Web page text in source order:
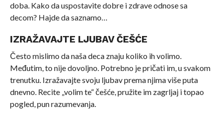
doba. Kako da uspostavite dobre i zdrave odnose sa
decom? Hajde da saznamo…
IZRAŽAVAJTE LJUBAV ČEŠĆE
Često mislimo da naša deca znaju koliko ih volimo.
Međutim, to nije dovoljno. Potrebno je pričati im, u svakom
trenutku. Izražavajte svoju ljubav prema njima više puta
dnevno. Recite „volim te“ češće, pružite im zagrljaj i topao
pogled, pun razumevanja.